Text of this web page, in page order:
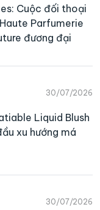
Cuộc đối thoại
Parfumerie
đương đại
30/07/2026
Liquid Blush
xu hướng má
30/07/2026